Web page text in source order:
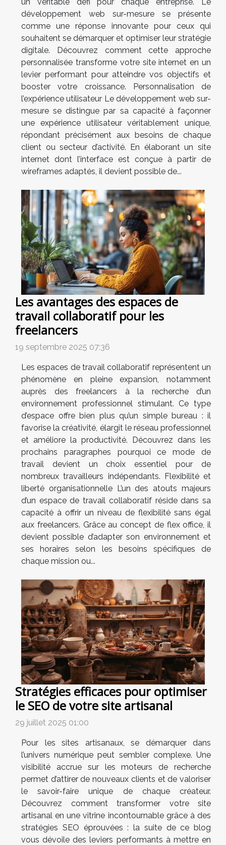
un véritable défi pour chaque entreprise. Le
développement web sur-mesure se présente
comme une réponse innovante pour ceux qui
souhaitent se démarquer et optimiser leur stratégie
digitale. Découvrez comment cette approche
personnalisée transforme votre site internet en un
levier performant pour atteindre vos objectifs et
booster votre croissance. Personnalisation de
l’expérience utilisateur Le développement web sur-
mesure se distingue par sa capacité à façonner
une expérience utilisateur véritablement unique,
répondant précisément aux besoins de chaque
client ou secteur d’activité. En élaborant un site
internet dont l’interface est conçue à partir de
wireframes adaptés, il devient possible de...
Les avantages des espaces de
travail collaboratif pour les
freelancers
19 septembre 2025 07:36
Les espaces de travail collaboratif représentent un
phénomène en pleine expansion, notamment
auprès des freelancers à la recherche d’un
environnement professionnel stimulant. Ce type
d’espace offre bien plus qu’un simple bureau : il
favorise la créativité, élargit le réseau professionnel
et améliore la productivité. Découvrez dans les
prochains paragraphes pourquoi ce mode de
travail devient un choix essentiel pour de
nombreux travailleurs indépendants. Flexibilité et
liberté organisationnelle L’un des atouts majeurs
d’un espace de travail collaboratif réside dans sa
capacité à offrir un niveau de flexibilité sans égal
aux freelancers. Grâce au concept de flex office, il
devient possible d’adapter son environnement et
ses horaires selon les besoins spécifiques de
chaque mission ou...
Stratégies efficaces pour optimiser
le SEO de votre site artisanal
29 juillet 2025 01:00
Pour les sites artisanaux, se démarquer dans
l’univers numérique peut sembler complexe. Une
visibilité accrue sur les moteurs de recherche
permet d’attirer de nouveaux clients et de valoriser
le savoir-faire unique de chaque créateur.
Découvrez comment transformer votre site
artisanal en une vitrine incontournable grâce à des
stratégies SEO éprouvées : la suite de ce blog
vous dévoile des leviers performants à mettre en